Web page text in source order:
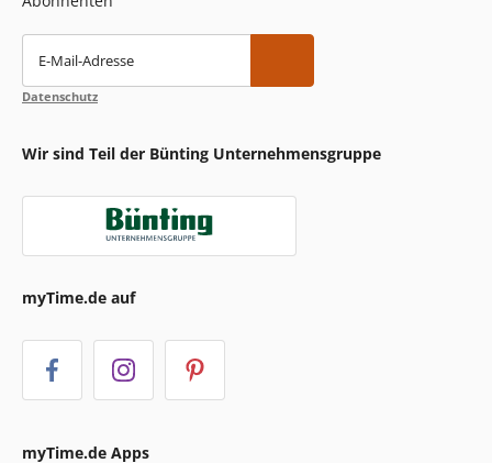
E-Mail-Adresse
Datenschutz
Wir sind Teil der Bünting Unternehmensgruppe
myTime.de auf
myTime.de Apps